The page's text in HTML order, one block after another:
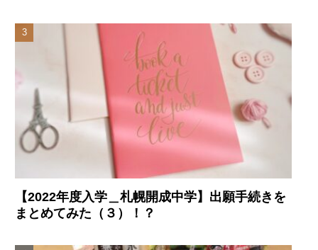
【2022年度入学＿札幌開成中学】出願手続きを
まとめてみた（３）！？